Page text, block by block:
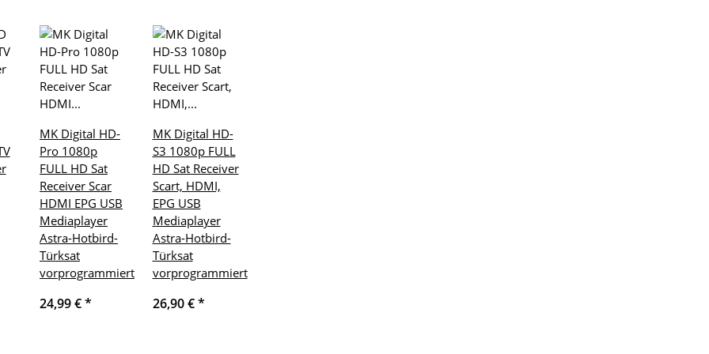
MK Digital HD-
Pro 1080p
FULL HD Sat
Receiver Scar
HDMI EPG USB
Mediaplayer
Astra-Hotbird-
Türksat
vorprogrammiert
24,99 €*
MK Digital HD-
S3 1080p FULL
HD Sat Receiver
Scart, HDMI,
EPG USB
Mediaplayer
Astra-Hotbird-
Türksat
vorprogrammiert
26,90 €*